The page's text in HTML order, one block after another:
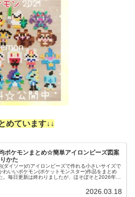
めています↓ ↓
ポケモンまとめ☆簡単アイロンビーズ図案
かた
(ダイソー)のアイロンビーズで作れる小さいサイズで
わいいポケモン(ポケットモンスター)作品をまとめ
。毎日更新は終わりましたが、ほそぼそと2026年も
2026.03.18